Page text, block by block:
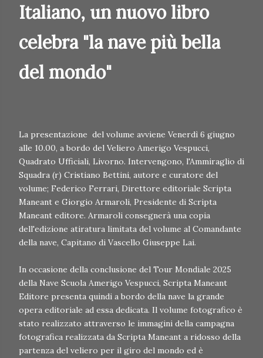
Italiano, un nuovo libro
celebra "la nave più bella
del mondo"
La presentazione del volume avviene Venerdì 6 giugno
alle 10.00, a bordo del Veliero Amerigo Vespucci,
Quadrato Ufficiali, Livorno. Intervengono, l'Ammiraglio di
Squadra (r) Cristiano Bettini, autore e curatore del
volume; Federico Ferrari, Direttore editoriale Scripta
Maneant e Giorgio Armaroli, Presidente di Scripta
Maneant editore. Armaroli consegnerà una copia
dell'edizione atiratura limitata del volume al Comandante
della nave, Capitano di Vascello Giuseppe Lai.
In occasione della conclusione del Tour Mondiale 2025
della Nave Scuola Amerigo Vespucci, Scripta Maneant
Editore presenta quindi a bordo della nave la grande
opera editoriale ad essa dedicata. Il volume fotografico è
stato realizzato attraverso le immagini della campagna
fotografica realizzata da Scripta Maneant a ridosso della
partenza del veliero per il giro del mondo ed è